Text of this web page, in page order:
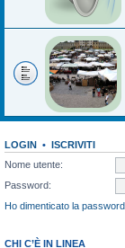
LOGIN • ISCRIVITI
Nome utente:
Password:
Ho dimenticato la password
CHI C’È IN LINEA